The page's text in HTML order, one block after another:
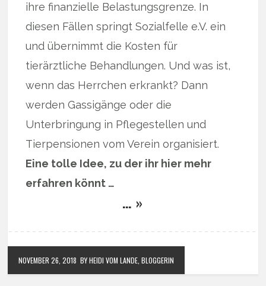
ihre finanzielle Belastungsgrenze. In
diesen Fällen springt Sozialfelle e.V. ein
und übernimmt die Kosten für
tierärztliche Behandlungen. Und was ist,
wenn das Herrchen erkrankt? Dann
werden Gassigänge oder die
Unterbringung in Pflegestellen und
Tierpensionen vom Verein organisiert.
Eine tolle Idee, zu der ihr hier mehr
erfahren könnt …
… »
NOVEMBER 26, 2018 BY HEIDI VOM LANDE, BLOGGERIN